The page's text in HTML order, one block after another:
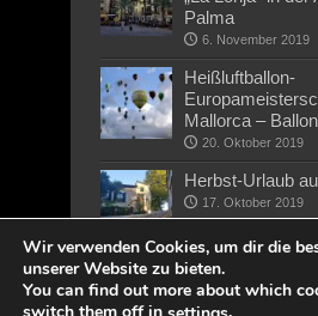
Palma
6. November 2019
Heißluftballon-
Mallorca –
20. Oktober 2019
Herbst-Urlaub
17. Oktober 2019
Wir verwenden Cookies, um dir die
unserer Website zu bieten.
You can find out more about which